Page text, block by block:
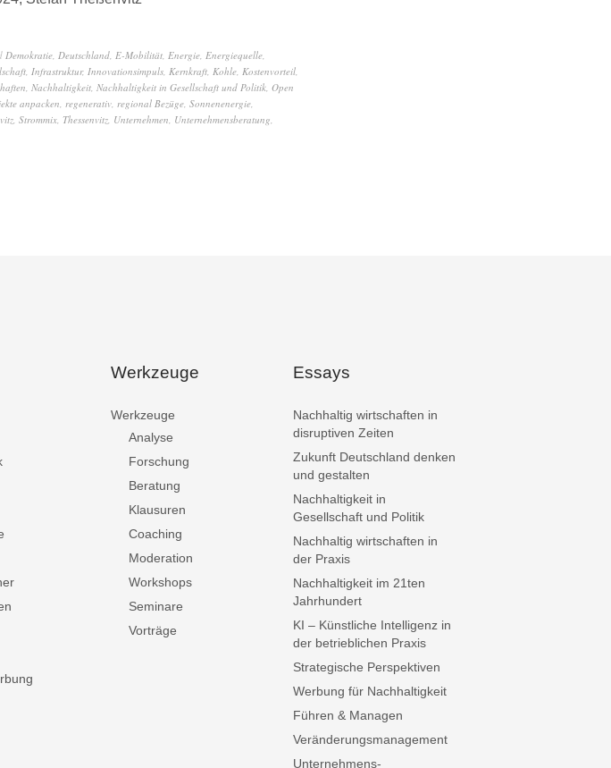
Demokratie, Deutschland, E-Mobilität, Energie, Energiequelle,
, Infrastruktur, Innovationsimpuls, Kernkraft, Kohle, Kostenvorteil,
, Nachhaltigkeit, Nachhaltigkeit in Gesellschaft und Politik, Open
anpacken, regenerativ, regional Bezüge, Sonnenenergie,
, Strommix, Thessenvitz, Unternehmen, Unternehmensberatung,
Werkzeuge
Werkzeuge
Analyse
Forschung
Beratung
Klausuren
Coaching
Moderation
Workshops
Seminare
Vorträge
Essays
Nachhaltig wirtschaften in
disruptiven Zeiten
Zukunft Deutschland denken
und gestalten
Nachhaltigkeit in
Gesellschaft und Politik
Nachhaltig wirtschaften in
der Praxis
Nachhaltigkeit im 21ten
Jahrhundert
KI – Künstliche Intelligenz in
der betrieblichen Praxis
Strategische Perspektiven
Werbung für Nachhaltigkeit
Führen & Managen
Veränderungsmanagement
Unternehmens-